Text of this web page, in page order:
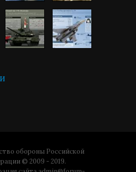
обороны Российской
© 2009 - 2019.